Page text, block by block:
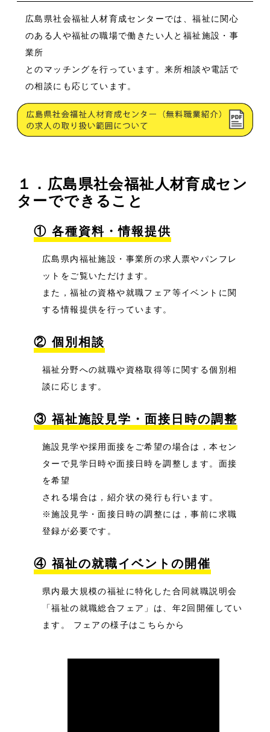
広島県社会福祉人材育成センターでは、福祉に関心
のある人や福祉の職場で働きたい人と福祉施設・事
業所
とのマッチングを行っています。来所相談や電話で
の相談にも応じています。
１．広島県社会福祉人材育成セン
ターでできること
① 各種資料・情報提供
広島県内福祉施設・事業所の求人票やパンフレ
ットをご覧いただけます。
また，福祉の資格や就職フェア等イベントに関
する情報提供を行っています。
② 個別相談
福祉分野への就職や資格取得等に関する個別相
談に応じます。
③ 福祉施設見学・面接日時の調整
施設見学や採用面接をご希望の場合は，本セン
ターで見学日時や面接日時を調整します。面接
を希望
される場合は，紹介状の発行も行います。
※施設見学・面接日時の調整には，事前に求職
登録が必要です。
④ 福祉の就職イベントの開催
県内最大規模の福祉に特化した合同就職説明会
「福祉の就職総合フェア」は、年2回開催してい
ます。 フェアの様子はこちらから